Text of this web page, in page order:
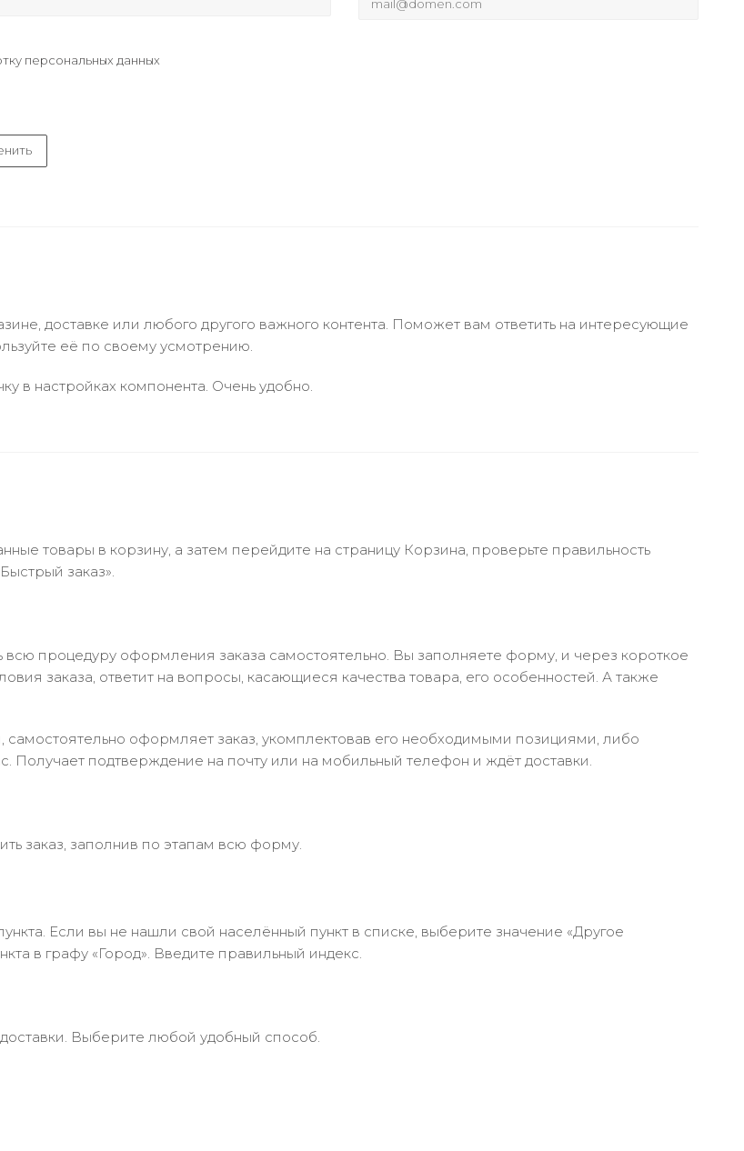
персональных данных
доставке или любого другого важного контента. Поможет вам ответить на интересующие
её по своему усмотрению.
в настройках компонента. Очень удобно.
товары в корзину, а затем перейдите на страницу Корзина, проверьте правильность
заказ».
всю процедуру оформления заказа самостоятельно. Вы заполняете форму, и через короткое
заказа, ответит на вопросы, касающиеся качества товара, его особенностей. А также
самостоятельно оформляет заказ, укомплектовав его необходимыми позициями, либо
Получает подтверждение на почту или на мобильный телефон и ждёт доставки.
заказ, заполнив по этапам всю форму.
Если вы не нашли свой населённый пункт в списке, выберите значение «Другое
в графу «Город». Введите правильный индекс.
Выберите любой удобный способ.